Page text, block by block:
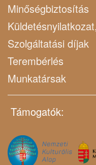
Minőségbiztosítás
Szolgáltatási díjak
Terembérlés
Munkatársak
Támogatók: